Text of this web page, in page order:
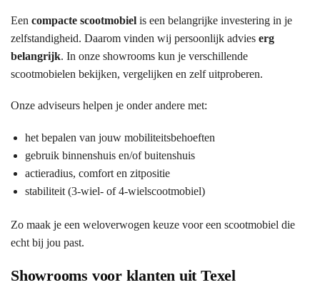
Een compacte scootmobiel is een belangrijke investering in je
zelfstandigheid. Daarom vinden wij persoonlijk advies erg
belangrijk. In onze showrooms kun je verschillende
scootmobielen bekijken, vergelijken en zelf uitproberen.
Onze adviseurs helpen je onder andere met:
het bepalen van jouw mobiliteitsbehoeften
gebruik binnenshuis en/of buitenshuis
actieradius, comfort en zitpositie
stabiliteit (3-wiel- of 4-wielscootmobiel)
Zo maak je een weloverwogen keuze voor een scootmobiel die
echt bij jou past.
Showrooms voor klanten uit Texel